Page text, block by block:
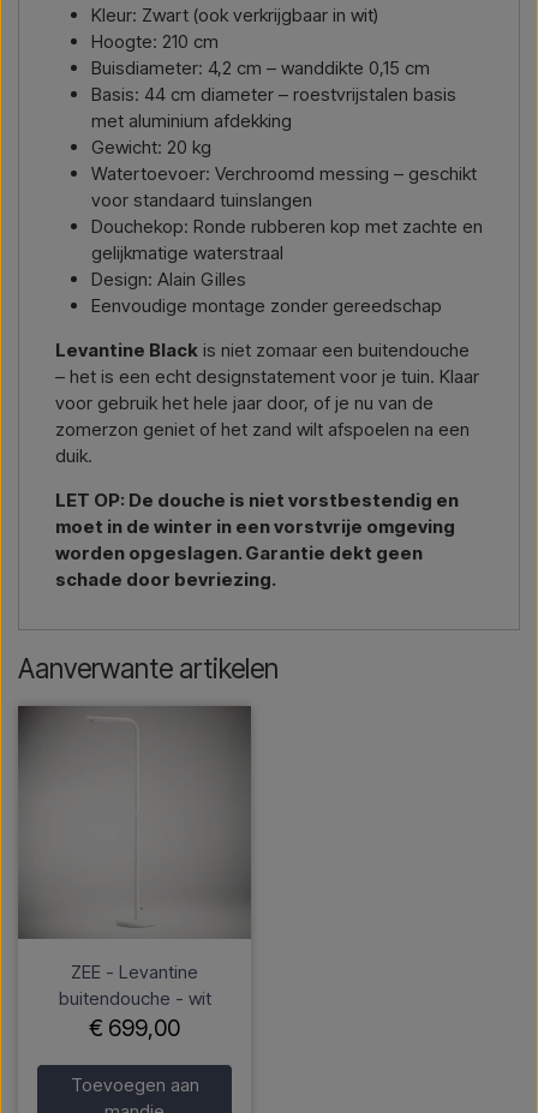
Kleur: Zwart (ook verkrijgbaar in wit)
Hoogte: 210 cm
Buisdiameter: 4,2 cm – wanddikte 0,15 cm
Basis: 44 cm diameter – roestvrijstalen basis
met aluminium afdekking
Gewicht: 20 kg
Watertoevoer: Verchroomd messing – geschikt
voor standaard tuinslangen
Douchekop: Ronde rubberen kop met zachte en
gelijkmatige waterstraal
Design: Alain Gilles
Eenvoudige montage zonder gereedschap
Levantine Black is niet zomaar een buitendouche
– het is een echt designstatement voor je tuin. Klaar
voor gebruik het hele jaar door, of je nu van de
zomerzon geniet of het zand wilt afspoelen na een
duik.
LET OP: De douche is niet vorstbestendig en
moet in de winter in een vorstvrije omgeving
worden opgeslagen. Garantie dekt geen
schade door bevriezing.
Aanverwante artikelen
ZEE - Levantine
buitendouche - wit
€ 699,00
Toevoegen aan